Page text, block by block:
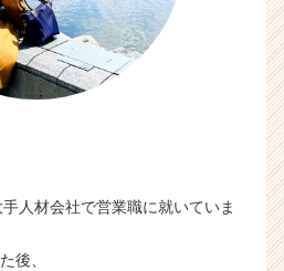
人材会社で営業職に就いていま
後、